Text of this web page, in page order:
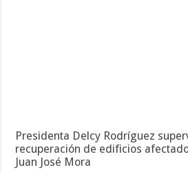
Presidenta Delcy Rodríguez
recuperación de edificios
Juan José Mora